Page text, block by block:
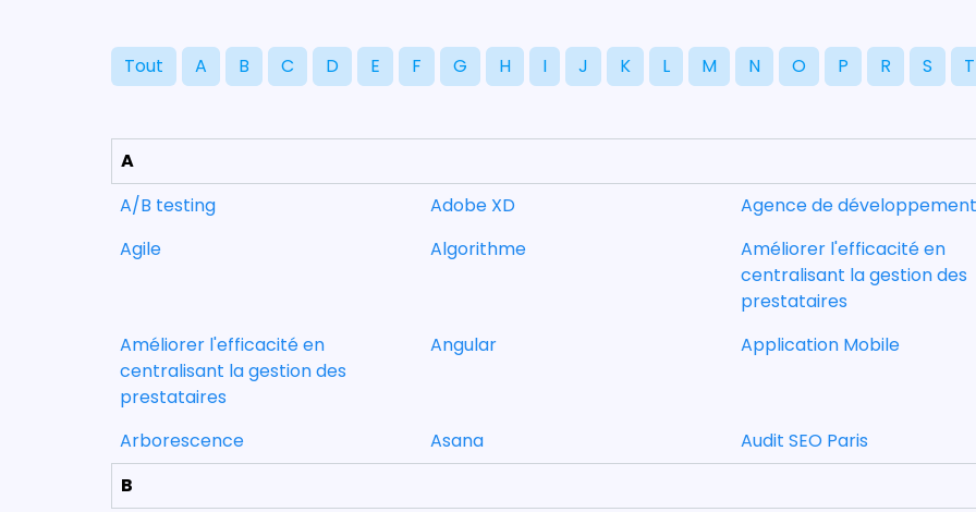
Tout A B C D E F G H I J K L M N O P R S T
A
A/B testing
Adobe XD Agence de développement
Agile
Algorithme
Améliorer l'efficacité en
centralisant la gestion des
prestataires
Améliorer l'efficacité en
centralisant la gestion des
prestataires
Angular Application Mobile
Arborescence Asana Audit SEO Paris
B